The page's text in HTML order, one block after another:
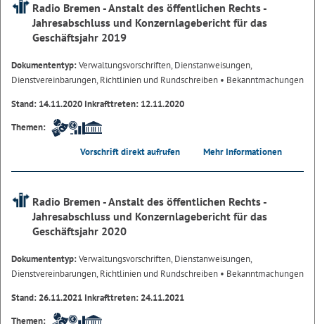
Radio Bremen - Anstalt des öffentlichen Rechts -
Jahresabschluss und Konzernlagebericht für das
Geschäftsjahr 2019
Dokumententyp:Verwaltungsvorschriften, Dienstanweisungen,
Dienstvereinbarungen, Richtlinien und Rundschreiben • Bekanntmachungen
Stand: 14.11.2020 Inkrafttreten: 12.11.2020
Themen:
Vorschrift direkt aufrufen Mehr Informationen
Radio Bremen - Anstalt des öffentlichen Rechts -
Jahresabschluss und Konzernlagebericht für das
Geschäftsjahr 2020
Dokumententyp:Verwaltungsvorschriften, Dienstanweisungen,
Dienstvereinbarungen, Richtlinien und Rundschreiben • Bekanntmachungen
Stand: 26.11.2021 Inkrafttreten: 24.11.2021
Themen: